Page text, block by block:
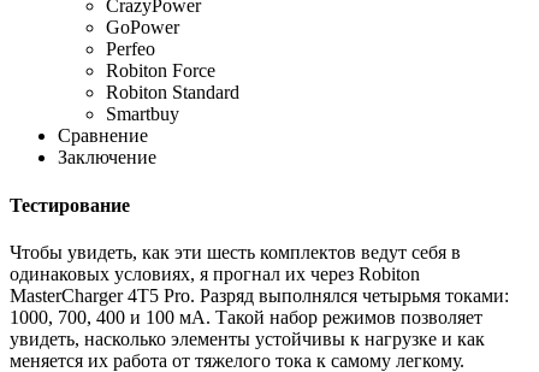
CrazyPower
GoPower
Perfeo
Robiton Force
Robiton Standard
Smartbuy
Сравнение
Заключение
Тестирование
Чтобы увидеть, как эти шесть комплектов ведут себя в
одинаковых условиях, я прогнал их через Robiton
MasterCharger 4T5 Pro. Разряд выполнялся четырьмя токами:
1000, 700, 400 и 100 мА. Такой набор режимов позволяет
увидеть, насколько элементы устойчивы к нагрузке и как
меняется их работа от тяжелого тока к самому легкому.